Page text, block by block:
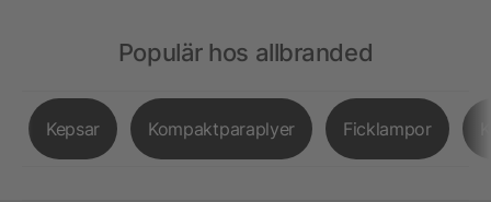
Populär hos allbranded
Kepsar Kompaktparaplyer Ficklampor